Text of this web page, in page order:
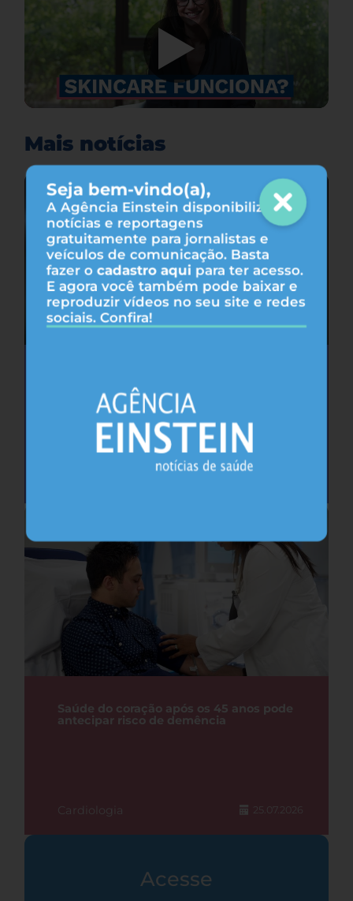
Seja bem-vindo(a),
A Agência Einstein disponibiliza
notícias e reportagens
gratuitamente para jornalistas e
veículos de comunicação. Basta
fazer o cadastro aqui para ter acesso.
E agora você também pode baixar e
reproduzir vídeos no seu site e redes
sociais. Confira!
Mais notícias
privação do sono, sugere estudo
Saúde do coração após os 45 anos pode
antecipar risco de demência
Cardiologia 25.07.2026
Acesse